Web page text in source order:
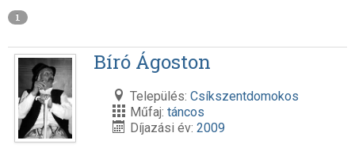
1
Bíró Ágoston
Település: Csíkszentdomokos
Műfaj: táncos
Díjazási év: 2009